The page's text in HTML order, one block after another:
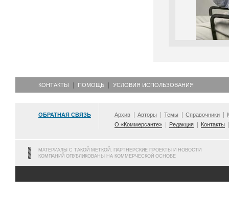
КОНТАКТЫ ПОМОЩЬ УСЛОВИЯ ИСПОЛЬЗОВАНИЯ
ОБРАТНАЯ СВЯЗЬ Архив Авторы Темы Справочники
О «Коммерсанте»
Редакция Контакты
МАТЕРИАЛЫ С ТАКОЙ МЕТКОЙ, ПАРТНЕРСКИЕ ПРОЕКТЫ И НОВОСТИ
КОМПАНИЙ ОПУБЛИКОВАНЫ НА КОММЕРЧЕСКОЙ ОСНОВЕ